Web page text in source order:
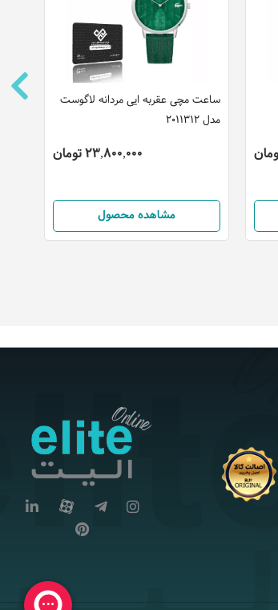
ساعت مچی عقربه ایی مردانه لاگوست
مدل 2011312
23,800,000 تومان
مشاهده محصول